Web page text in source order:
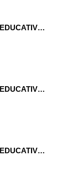
CREACIÓN DE JUEGOS EDUCATIVOS A TRAVÉS DEL DISEÑO E IMPRESIÓN 3D EN EL AULA DE RELIGIÓN
CREACIÓN DE JUEGOS EDUCATIVOS A TRAVÉS DEL DISEÑO E IMPRESIÓN 3D EN EL AULA DE RELIGIÓN
CREACIÓN DE JUEGOS EDUCATIVOS A TRAVÉS DEL DISEÑO E IMPRESIÓN 3D EN EL AULA DE RELIGIÓN